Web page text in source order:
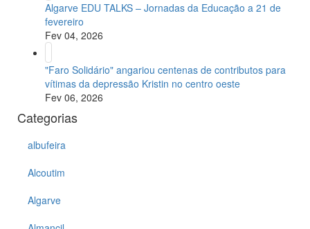
Algarve EDU TALKS – Jornadas da Educação a 21 de
fevereiro
Fev 04, 2026
"Faro Solidário" angariou centenas de contributos para
vítimas da depressão Kristin no centro oeste
Fev 06, 2026
Categorias
albufeira
Alcoutim
Algarve